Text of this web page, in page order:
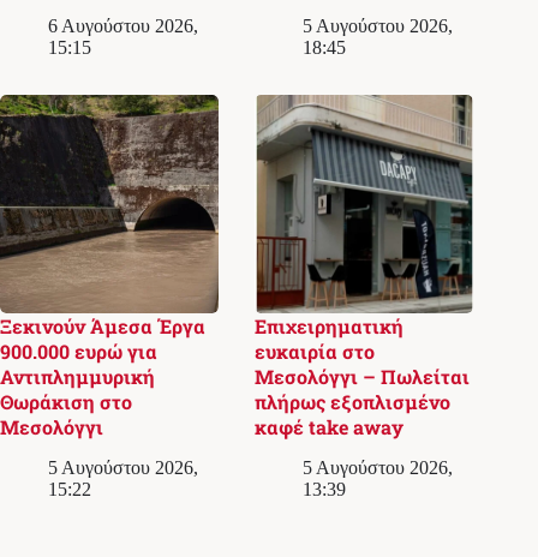
6 Αυγούστου 2026,
15:15
5 Αυγούστου 2026,
18:45
Ξεκινούν Άμεσα Έργα
900.000 ευρώ για
Αντιπλημμυρική
Θωράκιση στο
Μεσολόγγι
5 Αυγούστου 2026,
15:22
Επιχειρηματική
ευκαιρία στο
Μεσολόγγι – Πωλείται
πλήρως εξοπλισμένο
καφέ take away
5 Αυγούστου 2026,
13:39